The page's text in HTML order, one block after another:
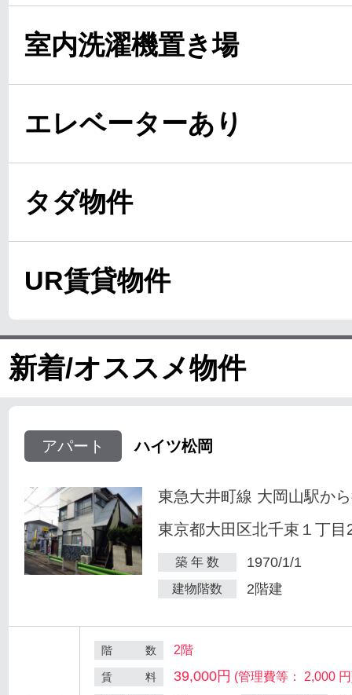
室内洗濯機置き場
エレベーターあり
タダ物件
UR賃貸物件
新着/オススメ物件
アパート ハイツ松岡
東急大井町線 大岡山駅か
東京都大田区北千束１丁目
築 年 数 1970/1/1
建物階数 2階建
階 数 2階
賃 料 39,000円 (管理費等： 2,000